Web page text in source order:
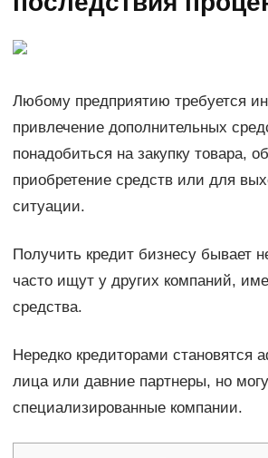
Любому предприятию требуется
привлечение дополнительных
понадобиться на закупку товара,
приобретение средств или для
ситуации.
Получить кредит бизнесу бывает
часто ищут у других компаний,
средства.
Нередко кредиторами становятся
лица или давние партнеры, но
специализированные компании.